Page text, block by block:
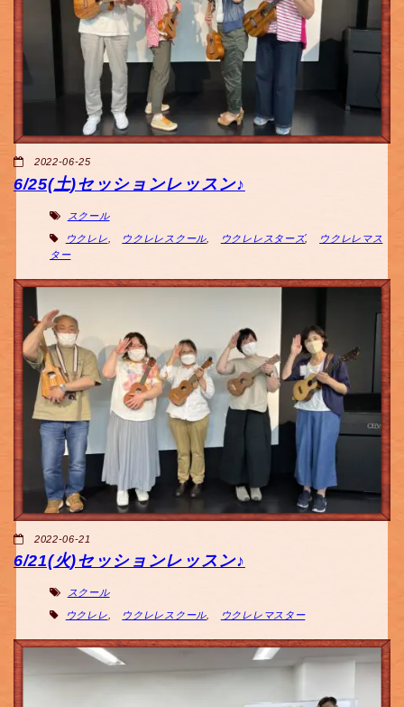
2022-06-25
6/25(土)セッションレッスン♪
スクール
ウクレレ ウクレレスクール, ウクレレスターズ,
ウクレレマス
ター
2022-06-21
6/21(火)セッションレッスン♪
スクール
ウクレレ ウクレレスクール, ウクレレマスター